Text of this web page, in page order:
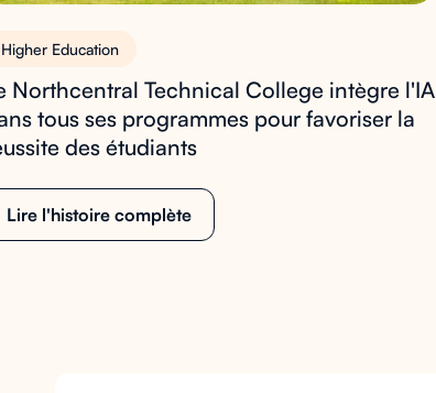
Higher Education
Northcentral Technical College intègre l'IA
tous ses programmes pour favoriser la
des étudiants
Lire l'histoire complète